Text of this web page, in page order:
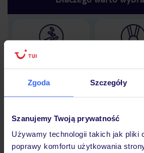
Zgoda Szczegóły
Szanujemy Twoją prywatność
Używamy technologii takich jak pliki
poprawy komfortu użytkowania
Lider niskich cen
Hotel